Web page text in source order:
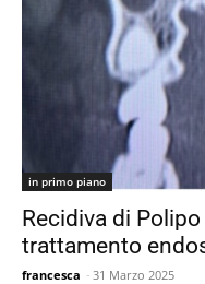
in primo piano
Recidiva di
trattamento
francesca - 31 Marzo 2025